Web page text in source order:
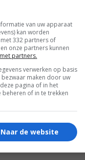
van uw apparaat
kan worden
332 partners of
onze partners kunnen
partners.
verwerken op basis
maken door uw
pagina of in het
of in te trekken
Naar de website